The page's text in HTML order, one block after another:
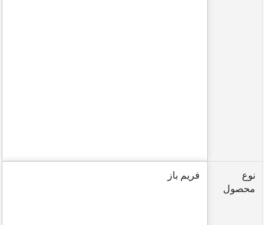
نوع
محصول
فریم باز